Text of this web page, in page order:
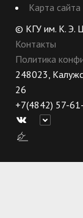
Карта сайта
© КГУ им. К. Э.
Контакты
Политика
248023,
26
+7(4842) 57-